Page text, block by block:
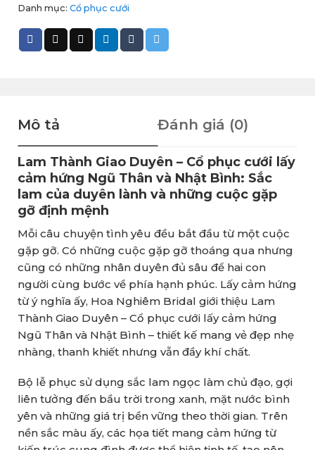
Danh mục: Cổ phục cưới
Mô tả Đánh giá (0)
Lam Thành Giao Duyên – Cổ phục cưới lấy
cảm hứng Ngũ Thân và Nhật Bình: Sắc
lam của duyên lành và những cuộc gặp
gỡ định mệnh
Mỗi câu chuyện tình yêu đều bắt đầu từ một cuộc
gặp gỡ. Có những cuộc gặp gỡ thoáng qua nhưng
cũng có những nhân duyên đủ sâu để hai con
người cùng bước về phía hạnh phúc. Lấy cảm hứng
từ ý nghĩa ấy, Hoa Nghiêm Bridal giới thiệu Lam
Thành Giao Duyên – Cổ phục cưới lấy cảm hứng
Ngũ Thân và Nhật Bình – thiết kế mang vẻ đẹp nhẹ
nhàng, thanh khiết nhưng vẫn đầy khí chất.
Bộ lễ phục sử dụng sắc lam ngọc làm chủ đạo, gợi
liên tưởng đến bầu trời trong xanh, mặt nước bình
yên và những giá trị bền vững theo thời gian. Trên
nền sắc màu ấy, các họa tiết mang cảm hứng từ